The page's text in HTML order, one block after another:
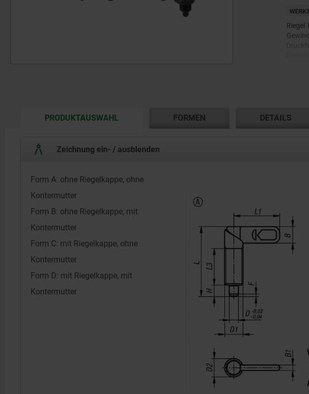
Riegel
PRODUKTAUSWAHL FORMEN DETAILS
Zeichnung ein- / ausblenden
Form A: ohne Riegelkappe, ohne
Kontermutter
Form B: ohne Riegelkappe, mit
Kontermutter
Form C: mit Riegelkappe, ohne
Kontermutter
Form D: mit Riegelkappe, mit
Kontermutter